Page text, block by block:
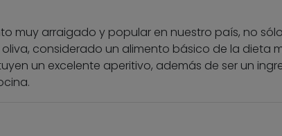
muy arraigado y popular en nuestro país, no
considerado un alimento básico de la dieta
un excelente aperitivo, además de ser un